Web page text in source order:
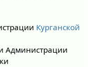
Курганской
Администрации